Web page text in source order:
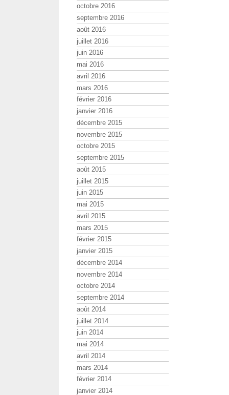
octobre 2016
septembre 2016
août 2016
juillet 2016
juin 2016
mai 2016
avril 2016
mars 2016
février 2016
janvier 2016
décembre 2015
novembre 2015
octobre 2015
septembre 2015
août 2015
juillet 2015
juin 2015
mai 2015
avril 2015
mars 2015
février 2015
janvier 2015
décembre 2014
novembre 2014
octobre 2014
septembre 2014
août 2014
juillet 2014
juin 2014
mai 2014
avril 2014
mars 2014
février 2014
janvier 2014